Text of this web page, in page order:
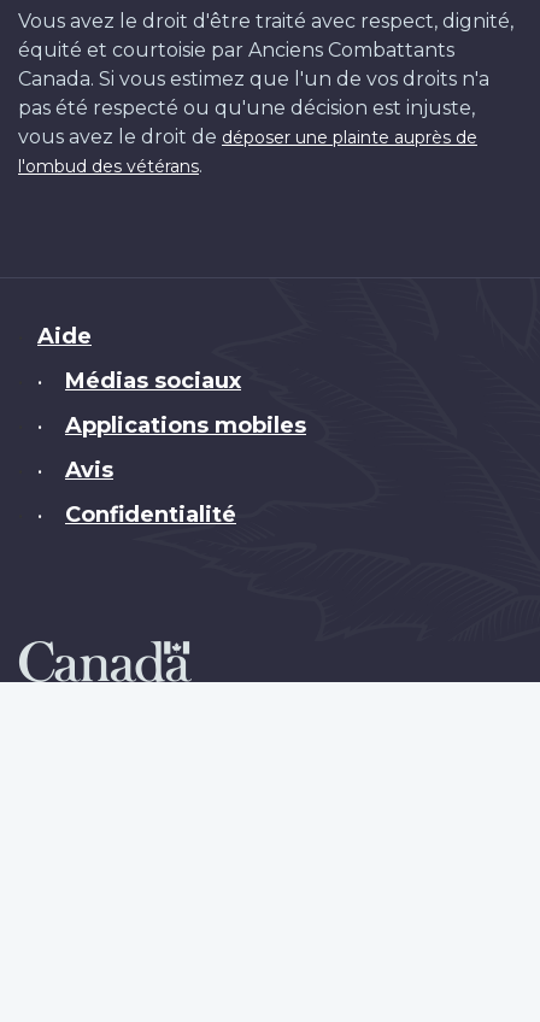
Vous avez le droit d'être traité avec respect, dignité,
équité et courtoisie par Anciens Combattants
Canada. Si vous estimez que l'un de vos droits n'a
pas été respecté ou qu'une décision est injuste,
vous avez le droit de déposer une plainte auprès de
l'ombud des vétérans.
Brand
Aide
• Médias sociaux
• Applications mobiles
• Avis
• Confidentialité